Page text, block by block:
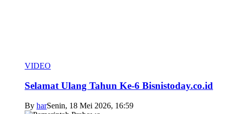
VIDEO
Selamat Ulang Tahun Ke-6 Bisnistoday.co.id
By harSenin, 18 Mei 2026, 16:59